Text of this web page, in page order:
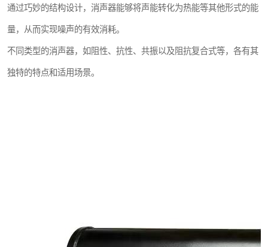
通过巧妙的结构设计，消声器能够将声能转化为热能等其他形式的能
量，从而实现噪声的有效消耗。
不同类型的消声器，如阻性、抗性、共振以及阻抗复合式等，各有其
独特的特点和适用场景。